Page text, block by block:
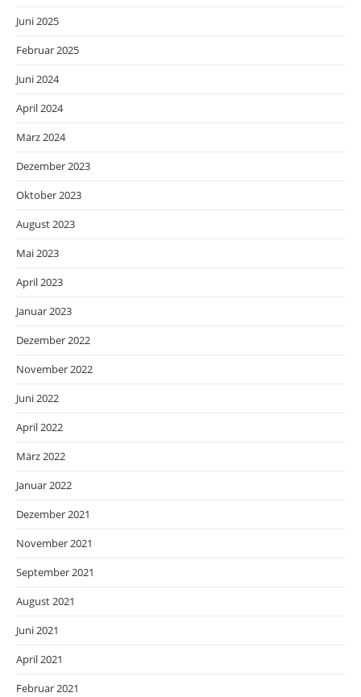
Juni 2025
Februar 2025
Juni 2024
April 2024
März 2024
Dezember 2023
Oktober 2023
August 2023
Mai 2023
April 2023
Januar 2023
Dezember 2022
November 2022
Juni 2022
April 2022
März 2022
Januar 2022
Dezember 2021
November 2021
September 2021
August 2021
Juni 2021
April 2021
Februar 2021